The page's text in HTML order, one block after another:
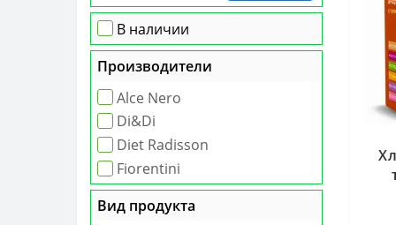
В наличии
Производители
Alce Nero
Di&Di
Diet Radisson
Fiorentini
Вид продукта